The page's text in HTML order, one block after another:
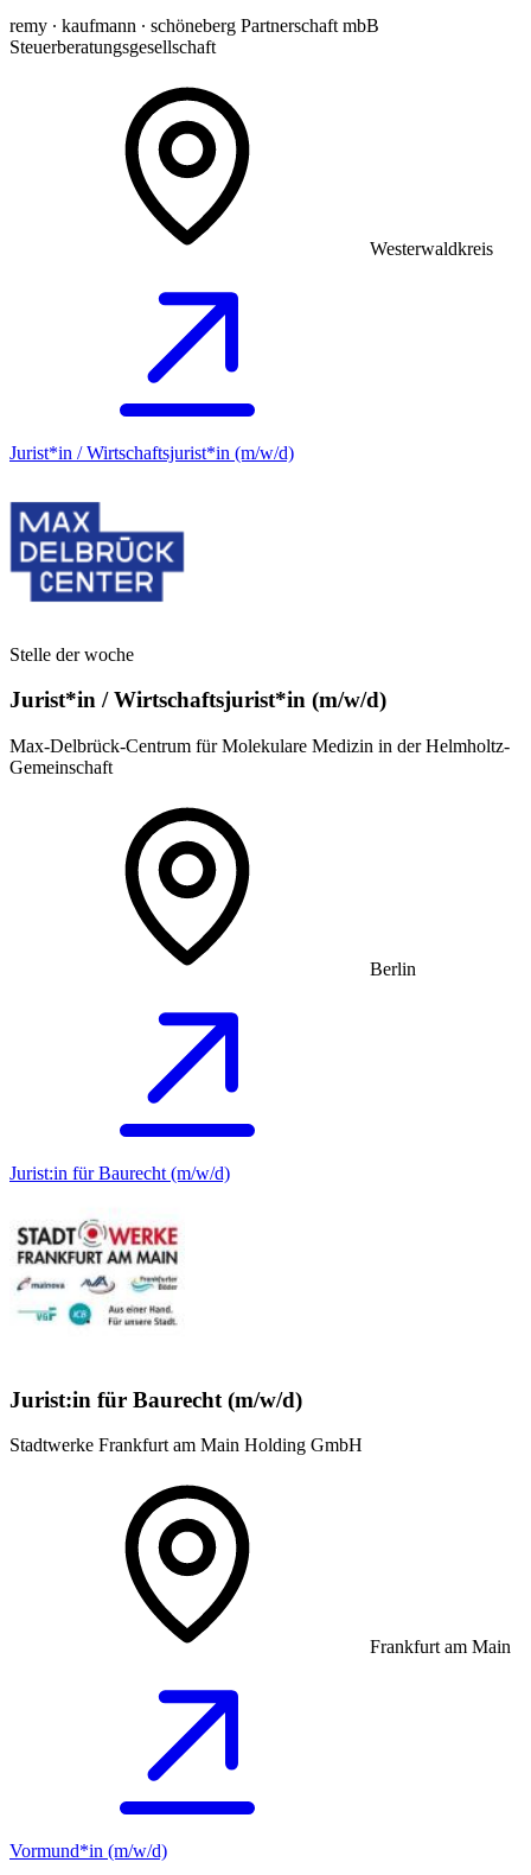
remy ∙ kaufmann ∙ schöneberg Partnerschaft mbB
Steuerberatungsgesellschaft
Westerwaldkreis
Jurist*in / Wirtschafts­jurist*in (m/w/d)
Stelle der woche
Jurist*in / Wirtschafts­jurist*in (m/w/d)
Max-Delbrück-Centrum für Molekulare Medizin in der Helmholtz-
Gemeinschaft
Berlin
Jurist:in für Baurecht (m/w/d)
Jurist:in für Baurecht (m/w/d)
Stadtwerke Frankfurt am Main Holding GmbH
Frankfurt am Main
Vormund*in (m/w/d)